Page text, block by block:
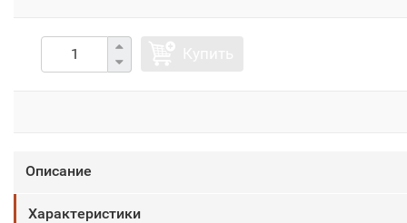
Описание
Характеристики